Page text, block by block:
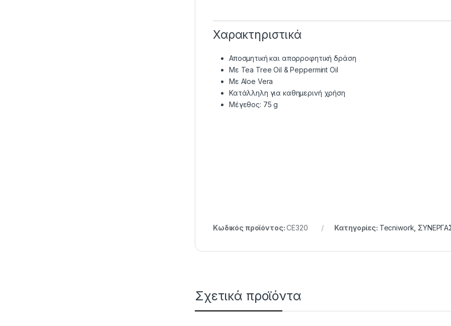
Χαρακτηριστικά
Αποσμητική και απορροφητική δράση
Με Tea Tree Oil & Peppermint Oil
Με Aloe Vera
Κατάλληλη για καθημερινή χρήση
Μέγεθος: 75 g
Κωδικός προϊόντος:CE320 Κατηγορίες: Tecniwork
Σχετικά προϊόντα